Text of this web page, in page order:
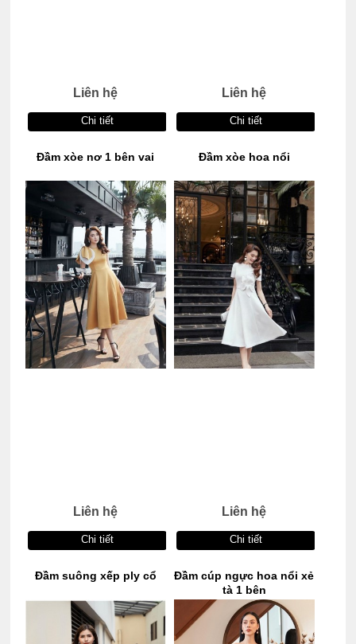
Liên hệ
Chi tiết
Liên hệ
Chi tiết
Đầm xòe nơ 1 bên vai
Liên hệ
Chi tiết
Đầm xòe hoa nổi
Liên hệ
Chi tiết
Đầm suông xếp ply cổ
Đầm cúp ngực hoa nổi xẻ
tà 1 bên